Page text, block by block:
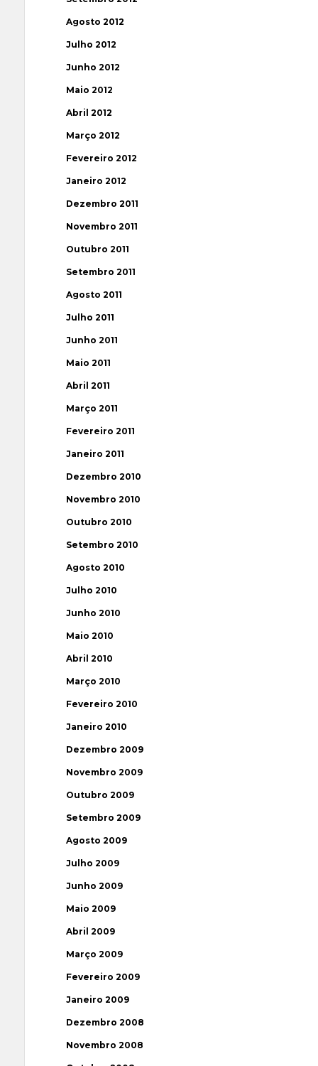
Agosto 2012
Julho 2012
Junho 2012
Maio 2012
Abril 2012
Março 2012
Fevereiro 2012
Janeiro 2012
Dezembro 2011
Novembro 2011
Outubro 2011
Setembro 2011
Agosto 2011
Julho 2011
Junho 2011
Maio 2011
Abril 2011
Março 2011
Fevereiro 2011
Janeiro 2011
Dezembro 2010
Novembro 2010
Outubro 2010
Setembro 2010
Agosto 2010
Julho 2010
Junho 2010
Maio 2010
Abril 2010
Março 2010
Fevereiro 2010
Janeiro 2010
Dezembro 2009
Novembro 2009
Outubro 2009
Setembro 2009
Agosto 2009
Julho 2009
Junho 2009
Maio 2009
Abril 2009
Março 2009
Fevereiro 2009
Janeiro 2009
Dezembro 2008
Novembro 2008